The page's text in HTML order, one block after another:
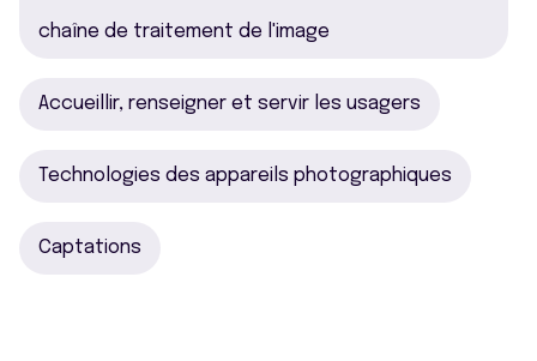
chaîne de traitement de l'image
Accueillir, renseigner et servir les usagers
Technologies des appareils photographiques
Captations